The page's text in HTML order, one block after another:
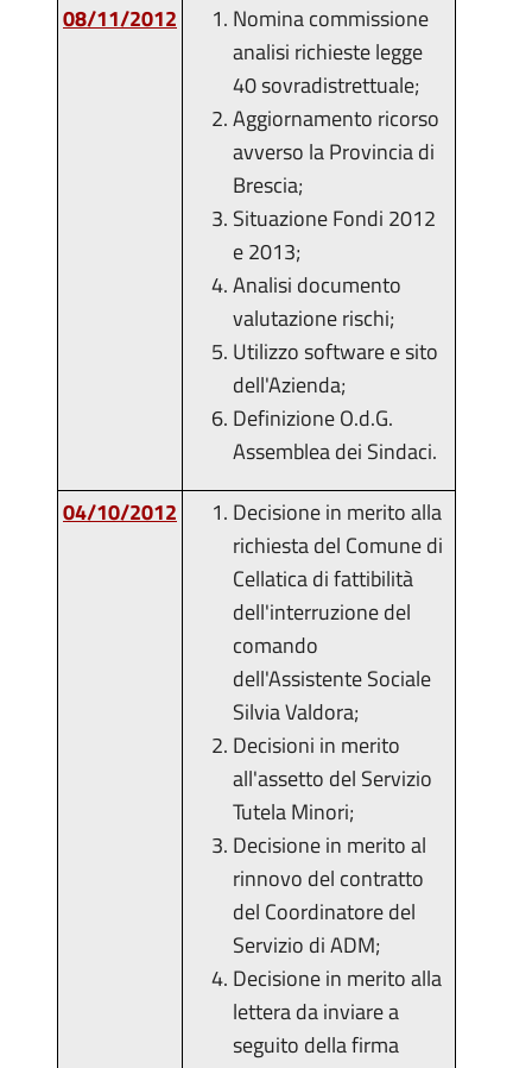
08/11/2012
Nomina commissione
analisi richieste legge
40 sovradistrettuale;
Aggiornamento ricorso
avverso la Provincia di
Brescia;
Situazione Fondi 2012
e 2013;
Analisi documento
valutazione rischi;
Utilizzo software e sito
dell'Azienda;
Definizione O.d.G.
Assemblea dei Sindaci.
04/10/2012
Decisione in merito alla
richiesta del Comune di
Cellatica di fattibilità
dell'interruzione del
comando
dell'Assistente Sociale
Silvia Valdora;
Decisioni in merito
all'assetto del Servizio
Tutela Minori;
Decisione in merito al
rinnovo del contratto
del Coordinatore del
Servizio di ADM;
Decisione in merito alla
lettera da inviare a
seguito della firma